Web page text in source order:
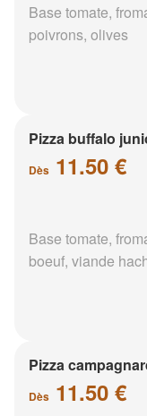
Base tomate,
poivrons, olives
Pizza buffalo
Dès 11.50 €
Base tomate,
boeuf, viande
Pizza
Dès 11.50 €